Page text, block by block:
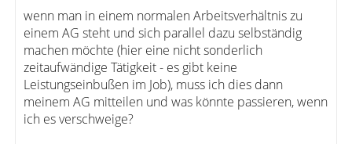
wenn man in einem normalen Arbeitsverhältnis zu
einem AG steht und sich parallel dazu selbständig
machen möchte (hier eine nicht sonderlich
zeitaufwändige Tätigkeit - es gibt keine
Leistungseinbußen im Job), muss ich dies dann
meinem AG mitteilen und was könnte passieren, wenn
ich es verschweige?